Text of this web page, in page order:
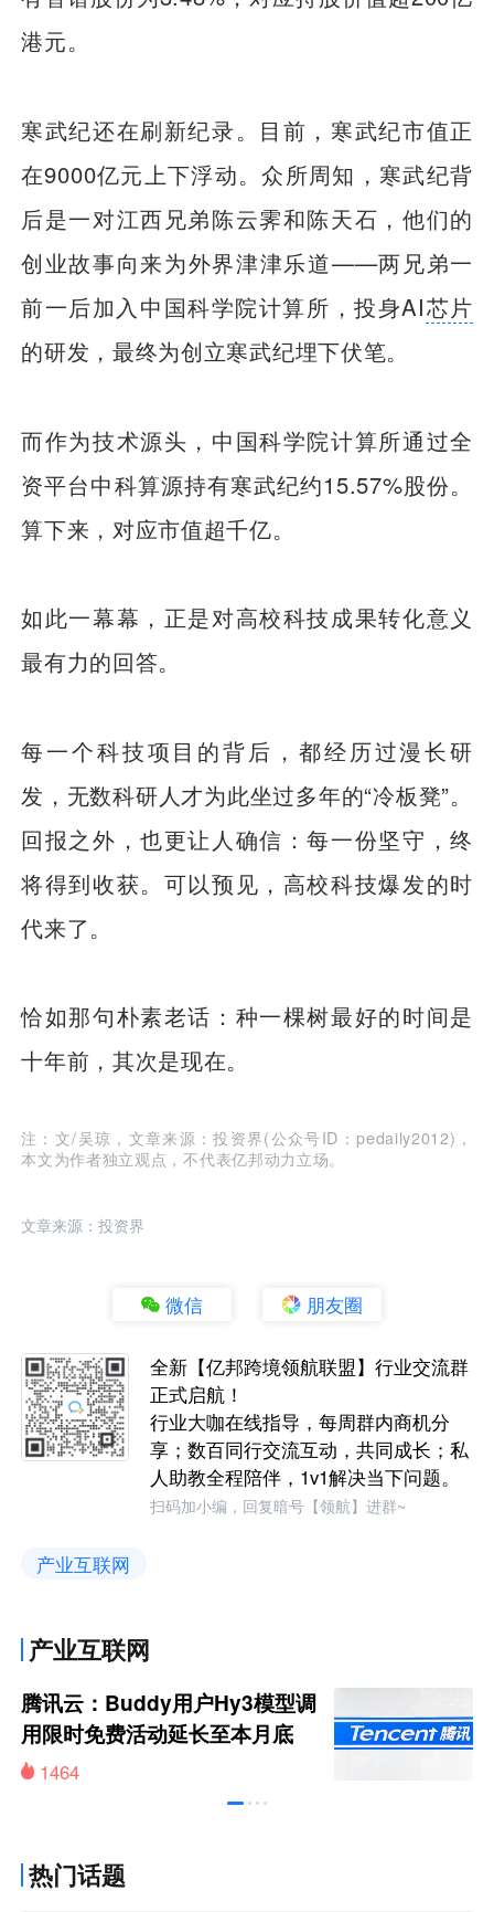
港元。
寒武纪还在刷新纪录。目前，寒武纪市值正
在9000亿元上下浮动。众所周知，寒武纪背
后是一对江西兄弟陈云霁和陈天石，他们的
创业故事向来为外界津津乐道——两兄弟一
前一后加入中国科学院计算所，投身AI芯片
的研发，最终为创立寒武纪埋下伏笔。
而作为技术源头，中国科学院计算所通过全
资平台中科算源持有寒武纪约15.57%股份。
算下来，对应市值超千亿。
如此一幕幕，正是对高校科技成果转化意义
最有力的回答。
每一个科技项目的背后，都经历过漫长研
发，无数科研人才为此坐过多年的“冷板凳”。
回报之外，也更让人确信：每一份坚守，终
将得到收获。可以预见，高校科技爆发的时
代来了。
恰如那句朴素老话：种一棵树最好的时间是
十年前，其次是现在。
注：文/吴琼，文章来源：投资界(公众号ID：pedaily2012)，
本文为作者独立观点，不代表亿邦动力立场。
文章来源：投资界
微信 朋友圈
全新【亿邦跨境领航联盟】行业交流群
正式启航！
行业大咖在线指导，每周群内商机分
享；数百同行交流互动，共同成长；私
人助教全程陪伴，1v1解决当下问题。
扫码加小编，回复暗号【领航】进群~
产业互联网
产业互联网
腾讯云：Buddy用户Hy3模型调
用限时免费活动延长至本月底
1464
热门话题